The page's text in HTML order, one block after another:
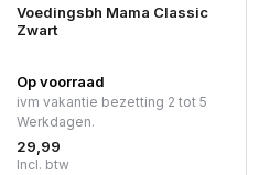
Voedingsbh Mama Classic
Zwart
Op voorraad
ivm vakantie bezetting 2 tot 5
Werkdagen.
29,99
Incl. btw